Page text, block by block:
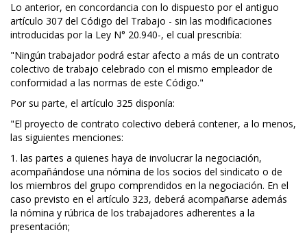
Lo anterior, en concordancia con lo dispuesto por el antiguo
artículo 307 del Código del Trabajo - sin las modificaciones
introducidas por la Ley N° 20.940-, el cual prescribía:
"Ningún trabajador podrá estar afecto a más de un contrato
colectivo de trabajo celebrado con el mismo empleador de
conformidad a las normas de este Código."
Por su parte, el artículo 325 disponía:
"El proyecto de contrato colectivo deberá contener, a lo menos,
las siguientes menciones:
1. las partes a quienes haya de involucrar la negociación,
acompañándose una nómina de los socios del sindicato o de
los miembros del grupo comprendidos en la negociación. En el
caso previsto en el artículo 323, deberá acompañarse además
la nómina y rúbrica de los trabajadores adherentes a la
presentación;